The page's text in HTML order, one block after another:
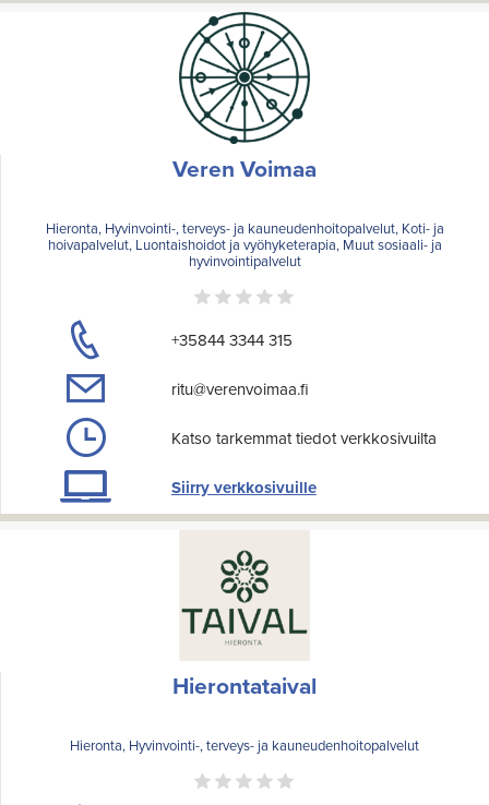
Veren Voimaa
Hieronta, Hyvinvointi-, terveys- ja kauneudenhoitopalvelut, Koti- ja
hoivapalvelut, Luontaishoidot ja vyöhyketerapia, Muut sosiaali- ja
hyvinvointipalvelut
+35844 3344 315
ritu@verenvoimaa.fi
Katso tarkemmat tiedot verkkosivuilta
Siirry verkkosivuille
Hierontataival
Hieronta, Hyvinvointi-, terveys- ja kauneudenhoitopalvelut